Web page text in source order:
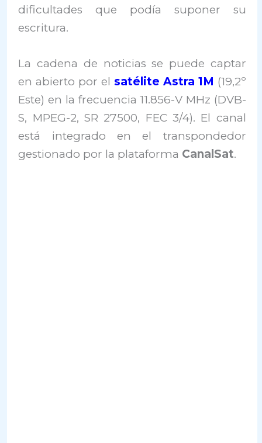
dificultades que podía suponer su
escritura.
La cadena de noticias se puede captar
en abierto por el satélite Astra 1M (19,2º
Este) en la frecuencia 11.856-V MHz (DVB-
S, MPEG-2, SR 27500, FEC 3/4). El canal
está integrado en el transpondedor
gestionado por la plataforma CanalSat.